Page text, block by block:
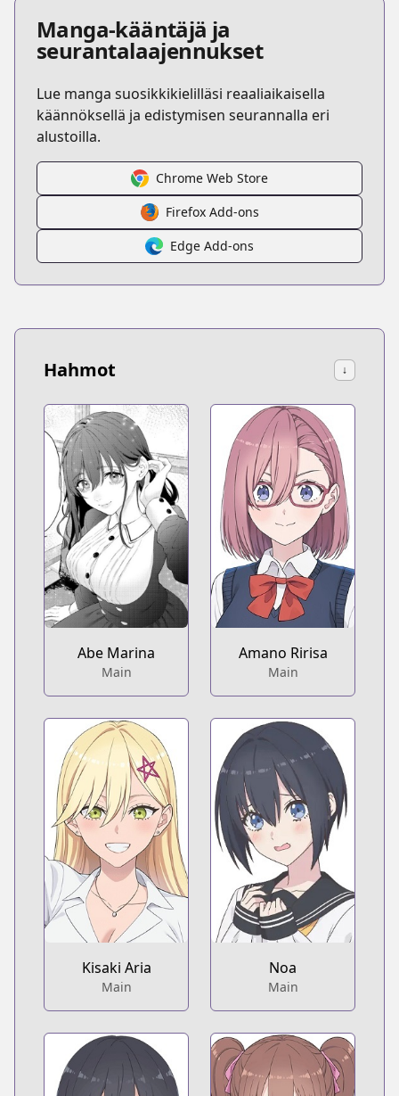
Manga-kääntäjä ja
seurantalaajennukset
Lue manga suosikkikielilläsi reaaliaikaisella
käännöksellä ja edistymisen seurannalla eri
alustoilla.
Chrome Web Store
Firefox Add-ons
Edge Add-ons
Hahmot ↓
Abe Marina
Main
Amano Ririsa
Main
Kisaki Aria
Main
Noa
Main